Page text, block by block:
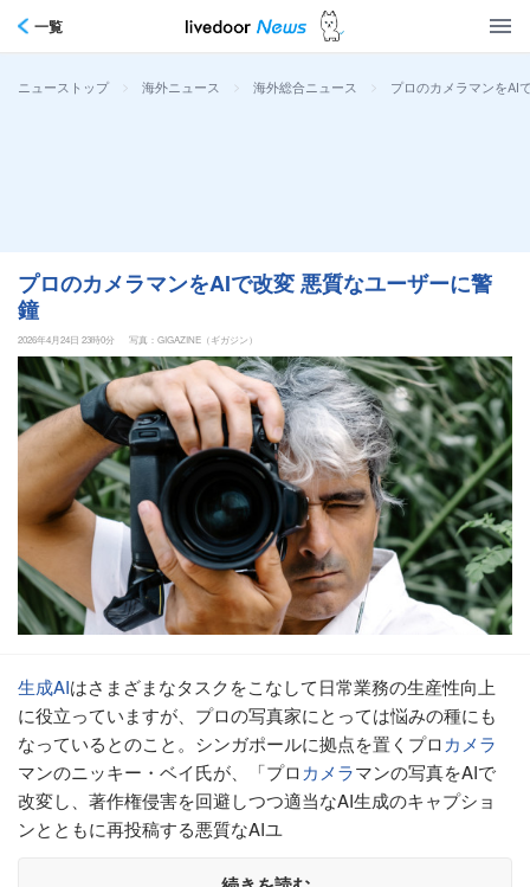
一覧
ニューストップ > 海外ニュース > 海外総合ニュース > プロのカメラマンをAI
プロのカメラマンをAIで改変 悪質なユーザーに警
鐘
2026年4月24日 23時0分 写真：GIGAZINE（ギガジン）
生成AIはさまざまなタスクをこなして日常業務の生産性向上
に役立っていますが、プロの写真家にとっては悩みの種にも
なっているとのこと。シンガポールに拠点を置くプロカメラ
マンのニッキー・ベイ氏が、「プロカメラマンの写真をAIで
改変し、著作権侵害を回避しつつ適当なAI生成のキャプショ
ンとともに再投稿する悪質なAIユ